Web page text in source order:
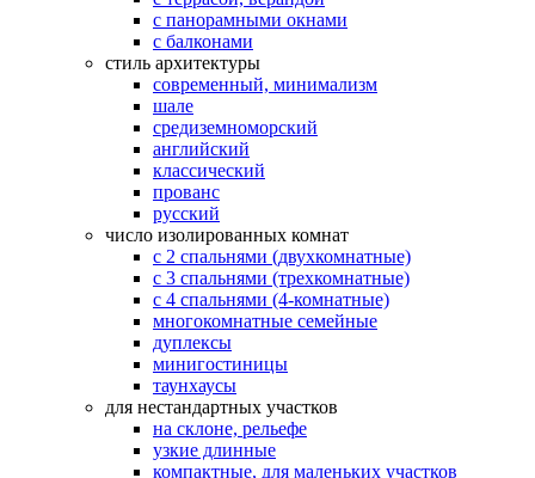
с панорамными окнами
с балконами
стиль архитектуры
современный, минимализм
шале
средиземноморский
английский
классический
прованс
русский
число изолированных комнат
с 2 спальнями (двухкомнатные)
с 3 спальнями (трехкомнатные)
с 4 спальнями (4-комнатные)
многокомнатные семейные
дуплексы
минигостиницы
таунхаусы
для нестандартных участков
на склоне, рельефе
узкие длинные
компактные, для маленьких участков